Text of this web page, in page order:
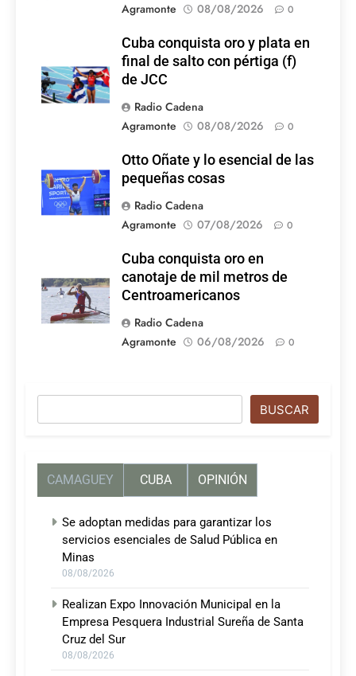
Agramonte
08/08/2026 0
Cuba conquista oro y plata en
final de salto con pértiga (f)
de JCC
Radio Cadena
Agramonte
08/08/2026 0
Otto Oñate y lo esencial de las
pequeñas cosas
Radio Cadena
Agramonte
07/08/2026 0
Cuba conquista oro en
canotaje de mil metros de
Centroamericanos
Radio Cadena
Agramonte
06/08/2026 0
BUSCAR
CAMAGUEY CUBA OPINIÓN
Se adoptan medidas para garantizar los
servicios esenciales de Salud Pública en
Minas
08/08/2026
Realizan Expo Innovación Municipal en la
Empresa Pesquera Industrial Sureña de Santa
Cruz del Sur
08/08/2026